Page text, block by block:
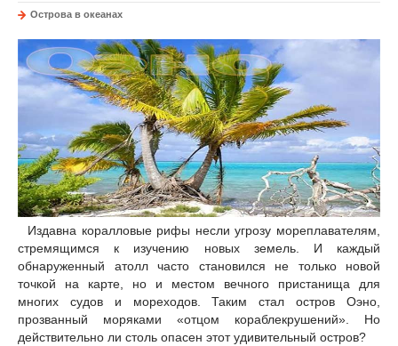
Острова в океанах
Издавна коралловые рифы несли угрозу мореплавателям,
стремящимся к изучению новых земель. И каждый
обнаруженный атолл часто становился не только новой
точкой на карте, но и местом вечного пристанища для
многих судов и мореходов. Таким стал остров Оэно,
прозванный моряками «отцом кораблекрушений». Но
действительно ли столь опасен этот удивительный остров?